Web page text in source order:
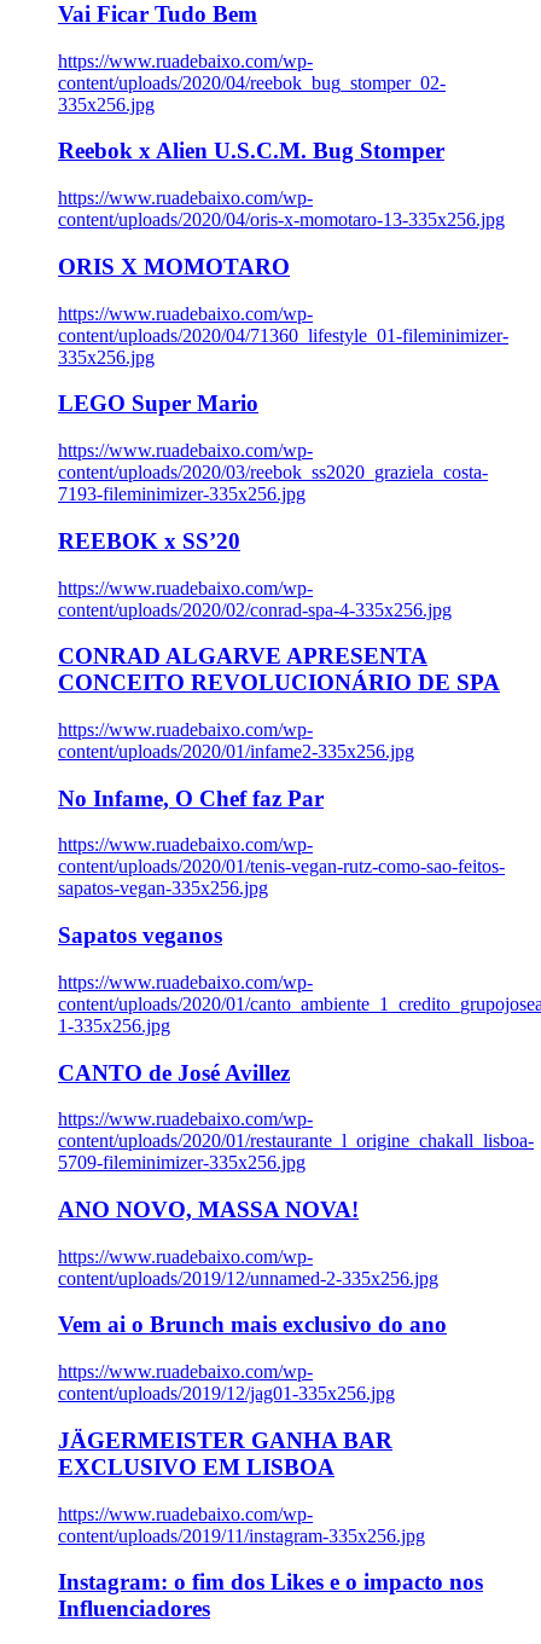
Vai Ficar Tudo Bem
https://www.ruadebaixo.com/wp-
content/uploads/2020/04/reebok_bug_stomper_02-
335x256.jpg
Reebok x Alien U.S.C.M. Bug Stomper
https://www.ruadebaixo.com/wp-
content/uploads/2020/04/oris-x-momotaro-13-335x256.jpg
ORIS X MOMOTARO
https://www.ruadebaixo.com/wp-
content/uploads/2020/04/71360_lifestyle_01-fileminimizer-
335x256.jpg
LEGO Super Mario
https://www.ruadebaixo.com/wp-
content/uploads/2020/03/reebok_ss2020_graziela_costa-
7193-fileminimizer-335x256.jpg
REEBOK x SS’20
https://www.ruadebaixo.com/wp-
content/uploads/2020/02/conrad-spa-4-335x256.jpg
CONRAD ALGARVE APRESENTA
CONCEITO REVOLUCIONÁRIO DE SPA
https://www.ruadebaixo.com/wp-
content/uploads/2020/01/infame2-335x256.jpg
No Infame, O Chef faz Par
https://www.ruadebaixo.com/wp-
content/uploads/2020/01/tenis-vegan-rutz-como-sao-feitos-
sapatos-vegan-335x256.jpg
Sapatos veganos
https://www.ruadebaixo.com/wp-
content/uploads/2020/01/
1-335x256.jpg
CANTO de José Avillez
https://www.ruadebaixo.com/wp-
content/uploads/2020/01/restaurante_l_origine_chakall_lisboa-
5709-fileminimizer-335x256.jpg
ANO NOVO, MASSA NOVA!
https://www.ruadebaixo.com/wp-
content/uploads/2019/12/unnamed-2-335x256.jpg
Vem ai o Brunch mais exclusivo do ano
https://www.ruadebaixo.com/wp-
content/uploads/2019/12/jag01-335x256.jpg
JÄGERMEISTER GANHA BAR
EXCLUSIVO EM LISBOA
https://www.ruadebaixo.com/wp-
content/uploads/2019/11/instagram-335x256.jpg
Instagram: o fim dos Likes e o impacto nos
Influenciadores